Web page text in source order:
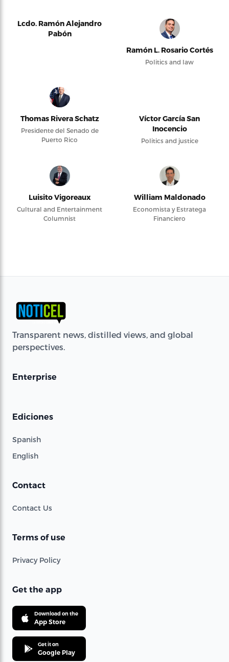
Lcdo. Ramón Alejandro
Pabón
Ramón L. Rosario Cortés
Politics and law
Thomas Rivera Schatz
Presidente del Senado de
Puerto Rico
Víctor García San
Inocencio
Politics and justice
Luisito Vigoreaux
Cultural and Entertainment
Columnist
William Maldonado
Economista y Estratega
Financiero
Transparent news, distilled views, and global
perspectives.
Enterprise
Ediciones
Spanish
English
Contact
Contact Us
Terms of use
Privacy Policy
Get the app
Download on the
App Store
Get it on
Google Play